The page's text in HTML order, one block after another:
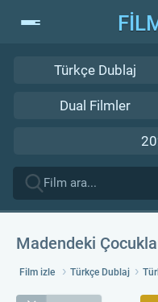
Türkçe Dublaj
Dual Filmler
Madendeki
Film izle Türkçe Dublaj